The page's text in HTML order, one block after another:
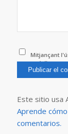
Mitjançant
amb
per aquest
Este sitio usa
Aprende
comentarios.